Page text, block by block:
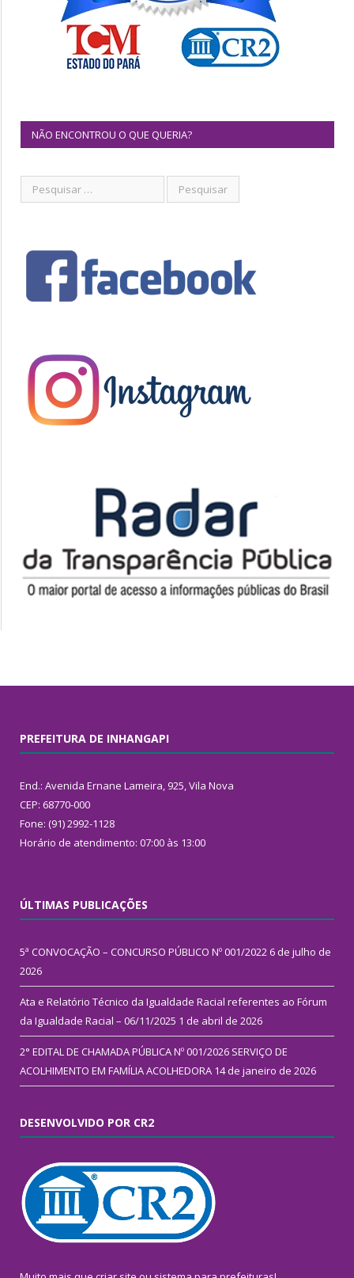
NÃO ENCONTROU O QUE QUERIA?
PREFEITURA DE INHANGAPI
End.: Avenida Ernane Lameira, 925, Vila Nova
CEP: 68770-000
Fone: (91) 2992-1128
Horário de atendimento: 07:00 às 13:00
ÚLTIMAS PUBLICAÇÕES
5ª CONVOCAÇÃO – CONCURSO PÚBLICO Nº 001/2022 6 de julho de
2026
Ata e Relatório Técnico da Igualdade Racial referentes ao Fórum
da Igualdade Racial – 06/11/2025 1 de abril de 2026
2° EDITAL DE CHAMADA PÚBLICA Nº 001/2026 SERVIÇO DE
ACOLHIMENTO EM FAMÍLIA ACOLHEDORA 14 de janeiro de 2026
DESENVOLVIDO POR CR2